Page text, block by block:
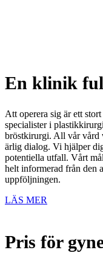
En klinik
Att operera sig är ett
specialister i
bröstkirurgi. All vår vård
ärlig dialog. Vi hjälper
potentiella utfall. Vårt
helt informerad från den
uppföljningen.
LÄS MER
Pris för